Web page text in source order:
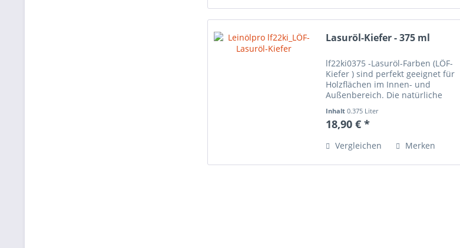
Lasuröl-Kiefer - 375 ml
lf22ki0375 -Lasuröl-Farben (LÖF-
Kiefer ) sind perfekt geeignet für
Holzflächen im Innen- und
Außenbereich. Die natürliche
auch nach dem Anstrich der
Lasuröl-Farbe durch und wird
Inhalt0.375 Liter
18,90 € *
Vergleichen Merken